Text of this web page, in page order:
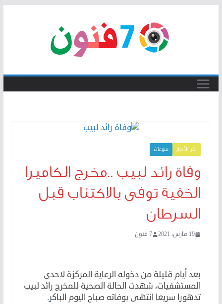
اخر الأخبار منوعات
وفاة رائد لبيب ..مخرج الكاميرا
الخفية توفى بالاكتئاب قبل
السرطان
19 مارس، 2021 7 فنون
بعد أيام قليلة من دخوله الرعاية المركزة لاحدى
المستشفيات، شهدت الحالة الصحية للمخرج رائد لبيب
تدهورا سريعا انتهى بوفاته صباح اليوم الباكر.